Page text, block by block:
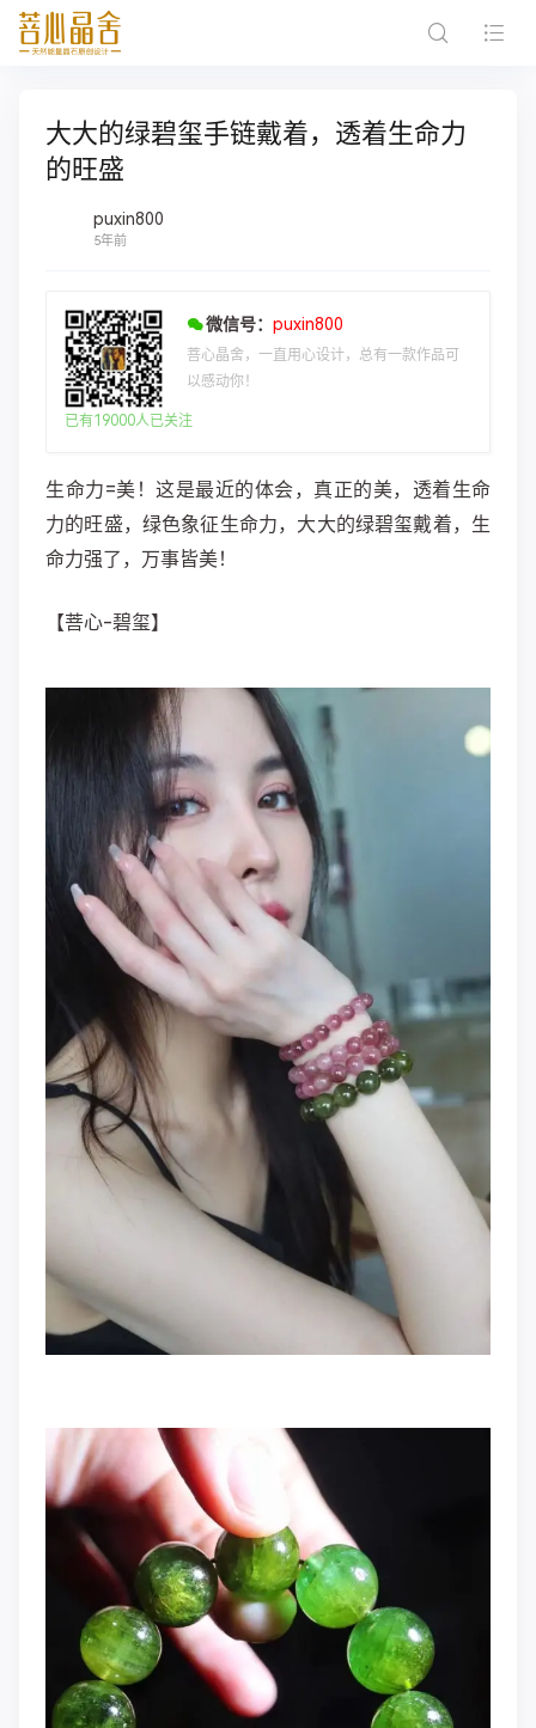
大大的绿碧玺手链戴着，透着生命力
的旺盛
puxin800
5年前
微信号： puxin800
菩心晶舍，一直用心设计，总有一款作品可
以感动你！
已有19000人已关注
生命力=美！这是最近的体会，真正的美，透着生命
力的旺盛，绿色象征生命力，大大的绿碧玺戴着，生
命力强了，万事皆美！
【菩心-碧玺】